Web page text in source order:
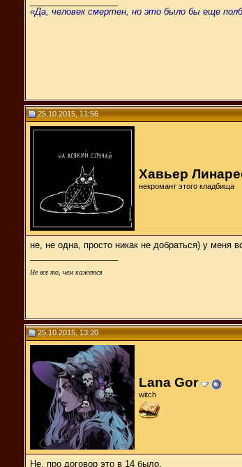
«Да, человек смертен, но это было бы еще
25.10.2015, 11:56
Хавьер
некромант этого кладбища
не, не одна, просто никак не добраться) у меня
Не все то, чем кажется
25.10.2015, 13:20
Lana Gor
witch
Не, про договор это в 14 было.